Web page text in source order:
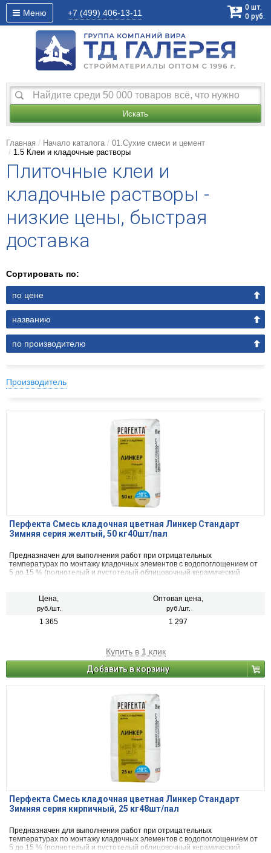
Меню +7 (499) 406-13-11
0 шт.
0 руб.
Искать
Главная Начало каталога
01.Сухие смеси и цемент
1.5 Клеи и кладочные растворы
Плиточные клеи и
кладочные растворы -
низкие цены, быстрая
доставка
Сортировать по:
по цене
названию
по производителю
Производитель
Перфекта Смесь кладочная цветная Линкер Стандарт
Зимняя серия желтый, 50 кг40шт/пал
Предназначен для выполнения работ при отрицательных
температурах по монтажу кладочных элементов с водопоглощением от
5 до 15 % (полнотелый и пустотелый облицовочный керамический
Цена,
руб./шт.
Оптовая цена,
руб./шт.
1 365 1 297
Купить в 1 клик
Добавить в корзину
Перфекта Смесь кладочная цветная Линкер Стандарт
Зимняя серия кирпичный, 25 кг48шт/пал
Предназначен для выполнения работ при отрицательных
температурах по монтажу кладочных элементов с водопоглощением от
5 до 15 % (полнотелый и пустотелый облицовочный керамический